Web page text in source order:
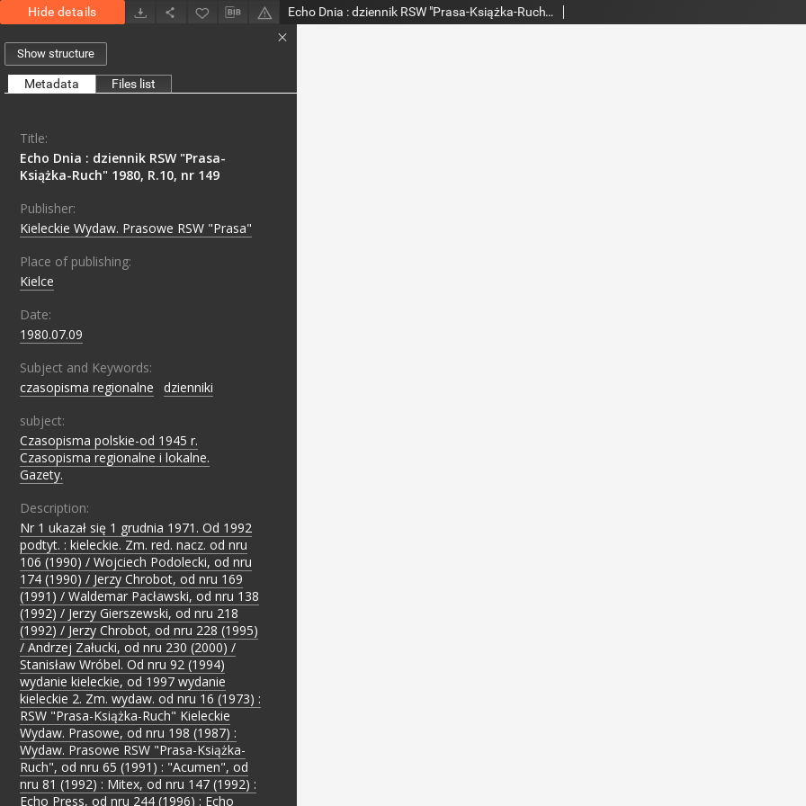
Hide details Echo Dnia : dziennik RSW "Prasa-Książka-Ruch" 1980, R.10, nr 149
Show structure
Metadata Files list
Title:
Echo Dnia : dziennik RSW "Prasa-
Książka-Ruch" 1980, R.10, nr 149
Publisher:
Kieleckie Wydaw. Prasowe RSW "Prasa"
Place of publishing:
Kielce
Date:
1980.07.09
Subject and Keywords:
czasopisma regionalne
dzienniki
subject:
Czasopisma polskie-od 1945 r.
Czasopisma regionalne i lokalne.
Gazety.
Description:
Nr 1 ukazał się 1 grudnia 1971. Od 1992
podtyt. : kieleckie. Zm. red. nacz. od nru
106 (1990) / Wojciech Podolecki, od nru
174 (1990) / Jerzy Chrobot, od nru 169
(1991) / Waldemar Pacławski, od nru 138
(1992) / Jerzy Gierszewski, od nru 218
(1992) / Jerzy Chrobot, od nru 228 (1995)
/ Andrzej Załucki, od nru 230 (2000) /
Stanisław Wróbel. Od nru 92 (1994)
wydanie kieleckie, od 1997 wydanie
kieleckie 2. Zm. wydaw. od nru 16 (1973) :
RSW "Prasa-Książka-Ruch" Kieleckie
Wydaw. Prasowe, od nru 198 (1987) :
Wydaw. Prasowe RSW "Prasa-Książka-
Ruch", od nru 65 (1991) : "Acumen", od
nru 81 (1992) : Mitex, od nru 147 (1992) :
Echo Press, od nru 244 (1996) : Echo